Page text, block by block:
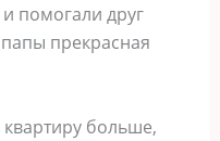
помогали друг
прекрасная
больше,